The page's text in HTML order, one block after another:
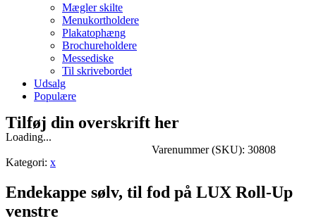
Mægler skilte
Menukortholdere
Plakatophæng
Brochureholdere
Messediske
Til skrivebordet
Udsalg
Populære
Tilføj din overskrift her
Loading...
Varenummer (SKU):30808
Kategori: x
Endekappe sølv, til fod på LUX Roll-Up
venstre